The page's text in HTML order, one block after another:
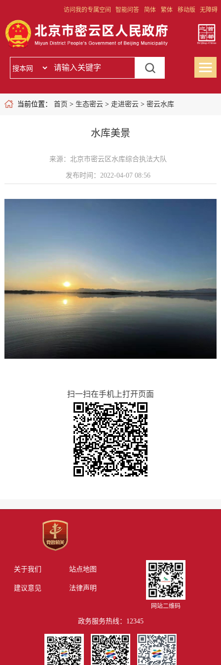
访问我的专属空间 智能问答 简体 繁体 移动版 无障碍
当前位置： 首页 > 生态密云> 走进密云> 密云水库
水库美景
来源：北京市密云区水库综合执法大队
发布时间：2022-04-07 08:56
扫一扫在手机上打开页面
关于我们 站点地图
建议意见 法律声明
网站二维码
政务服务热线：12345